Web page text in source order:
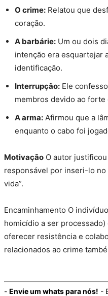
O crime: Relatou que
coração.
A barbárie: Um ou dois
intenção era esquartejar
identificação.
Interrupção: Ele
membros devido ao
A arma: Afirmou que a
enquanto o cabo foi
Motivação O autor
responsável por inseri-lo no
vida”.
Encaminhamento O
homicídio a ser
oferecer resistência e
relacionados ao crime
- Envie um whats para nós! -